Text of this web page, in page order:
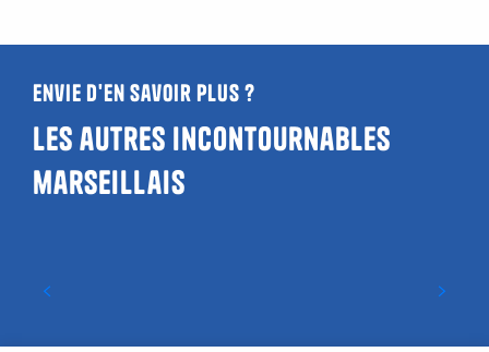
Envie d'en savoir plus ?
Les autres incontournables
marseillais